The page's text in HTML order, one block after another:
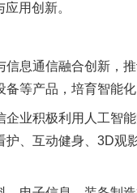
用创新。
通信融合创新，
等产品，培育智能
积极利用人工智
、互动健身、3D观